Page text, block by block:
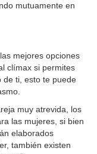
mutuamente en
mejores opciones
clímax si permites
de ti, esto te puede
muy atrevida, los
las mujeres, si bien
elaborados
también existen